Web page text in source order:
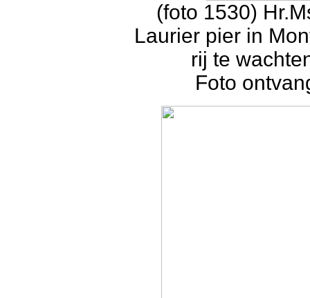
(foto 1530)
Laurier pier in
rij te
Foto